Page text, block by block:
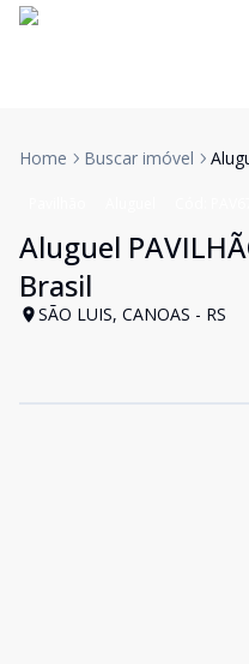
Home Buscar imóvel
Aluguel
Brasil
SÃO LUIS, CANOAS - RS